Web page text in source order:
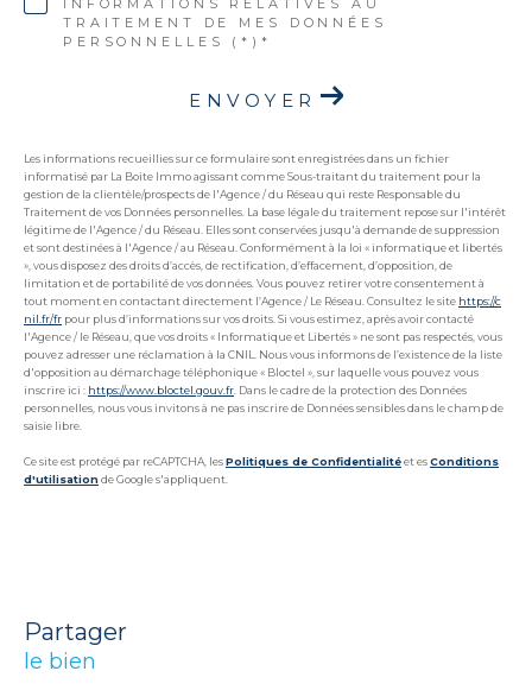
TRAITEMENT DE MES DONNÉES
PERSONNELLES (*)*
ENVOYER
Les informations recueillies sur ce formulaire sont enregistrées dans un fichier
informatisé par La Boite Immo agissant comme Sous-traitant du traitement pour la
gestion de la clientèle/prospects de l'Agence / du Réseau qui reste Responsable du
Traitement de vos Données personnelles. La base légale du traitement repose sur l'intérêt
légitime de l'Agence / du Réseau. Elles sont conservées jusqu'à demande de suppression
et sont destinées à l'Agence / au Réseau. Conformément à la loi « informatique et libertés
», vous disposez des droits d’accès, de rectification, d’effacement, d’opposition, de
limitation et de portabilité de vos données. Vous pouvez retirer votre consentement à
tout moment en contactant directement l’Agence / Le Réseau. Consultez le site https://c
nil.fr/fr pour plus d’informations sur vos droits. Si vous estimez, après avoir contacté
l'Agence / le Réseau, que vos droits « Informatique et Libertés » ne sont pas respectés, vous
pouvez adresser une réclamation à la CNIL. Nous vous informons de l’existence de la liste
d'opposition au démarchage téléphonique « Bloctel », sur laquelle vous pouvez vous
inscrire ici : https://www.bloctel.gouv.fr . Dans le cadre de la protection des Données
personnelles, nous vous invitons à ne pas inscrire de Données sensibles dans le champ de
saisie libre.
Ce site est protégé par reCAPTCHA, lesPolitiques de Confidentialitéet esConditions
d'utilisationde Google s'appliquent.
partager
le bien